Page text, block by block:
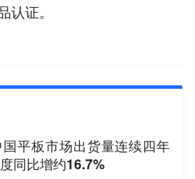
证。
平板市场出货量连续四年
同比增约16.7%